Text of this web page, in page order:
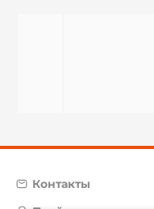
Контакты